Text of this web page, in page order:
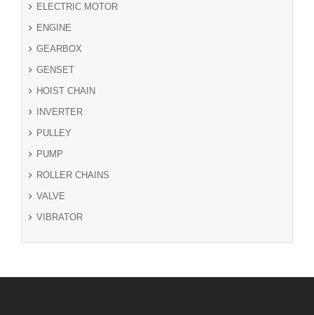
ELECTRIC MOTOR
ENGINE
GEARBOX
GENSET
HOIST CHAIN
INVERTER
PULLEY
PUMP
ROLLER CHAINS
VALVE
VIBRATOR